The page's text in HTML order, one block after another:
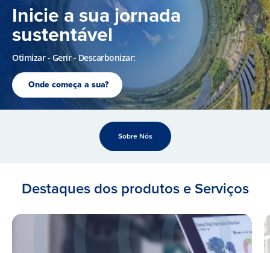
Inicie a sua jornada
sustentável
Otimizar - Gerir - Descarbonizar:
Onde começa a sua?
Sobre Nós
Destaques dos produtos e Serviços